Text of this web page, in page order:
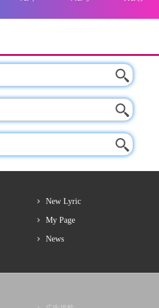
New Lyric
My Page
News